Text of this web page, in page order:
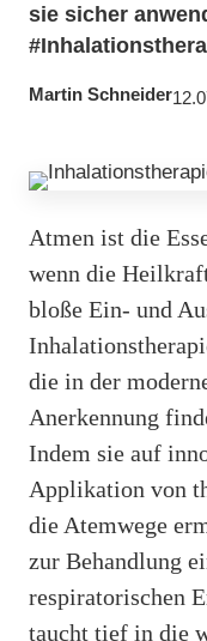
sie sicher
Martin Schneider
Atmen ist die
wenn die
bloße Ein- und
die in der
Anerkennung
Indem sie auf
Applikation von
die Atemwege
zur Behandlung
respiratorischen
taucht tief in die